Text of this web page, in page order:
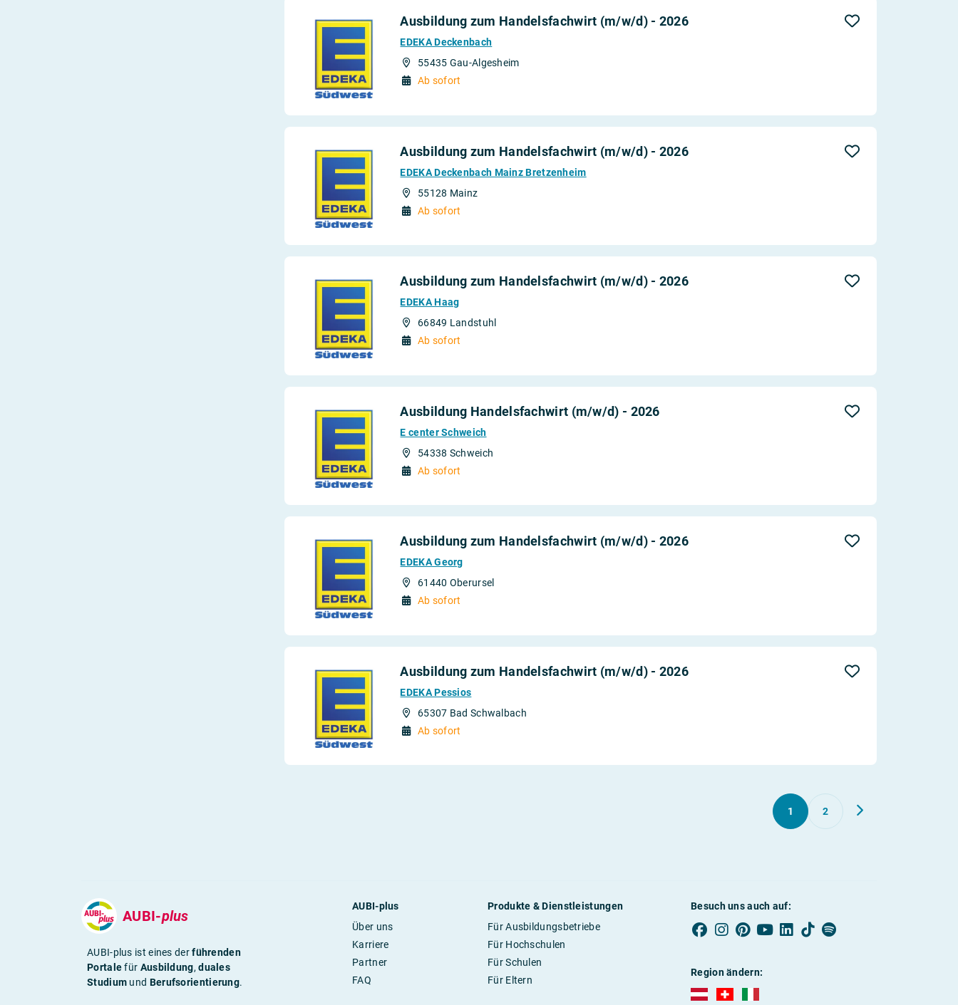
Ausbildung zum Handelsfachwirt (m/w/d) - 2026
EDEKA Deckenbach
55435 Gau-Algesheim
Ab sofort
Ausbildung zum Handelsfachwirt (m/w/d) - 2026
EDEKA Deckenbach Mainz Bretzenheim
55128 Mainz
Ab sofort
Ausbildung zum Handelsfachwirt (m/w/d) - 2026
EDEKA Haag
66849 Landstuhl
Ab sofort
Ausbildung Handelsfachwirt (m/w/d) - 2026
E center Schweich
54338 Schweich
Ab sofort
Ausbildung zum Handelsfachwirt (m/w/d) - 2026
EDEKA Georg
61440 Oberursel
Ab sofort
Ausbildung zum Handelsfachwirt (m/w/d) - 2026
EDEKA Pessios
65307 Bad Schwalbach
Ab sofort
1 2
AUBI-plus
AUBI-plus ist eines derführenden
Portalefür Ausbildung,duales
Studium und Berufsorientierung.
AUBI-plus
Über uns
Karriere
Partner
FAQ
Produkte & Dienstleistungen
Für Ausbildungsbetriebe
Für Hochschulen
Für Schulen
Für Eltern
Besuch uns auch auf:
Region ändern:
AUBI-plus Österreich (deutsch)